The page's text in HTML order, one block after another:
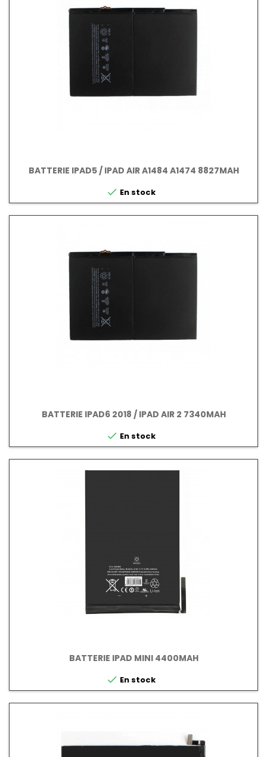
BATTERIE IPAD5 / IPAD AIR A1484 A1474 8827MAH
 En stock
BATTERIE IPAD6 2018 / IPAD AIR 2 7340MAH
 En stock
BATTERIE IPAD MINI 4400MAH
 En stock